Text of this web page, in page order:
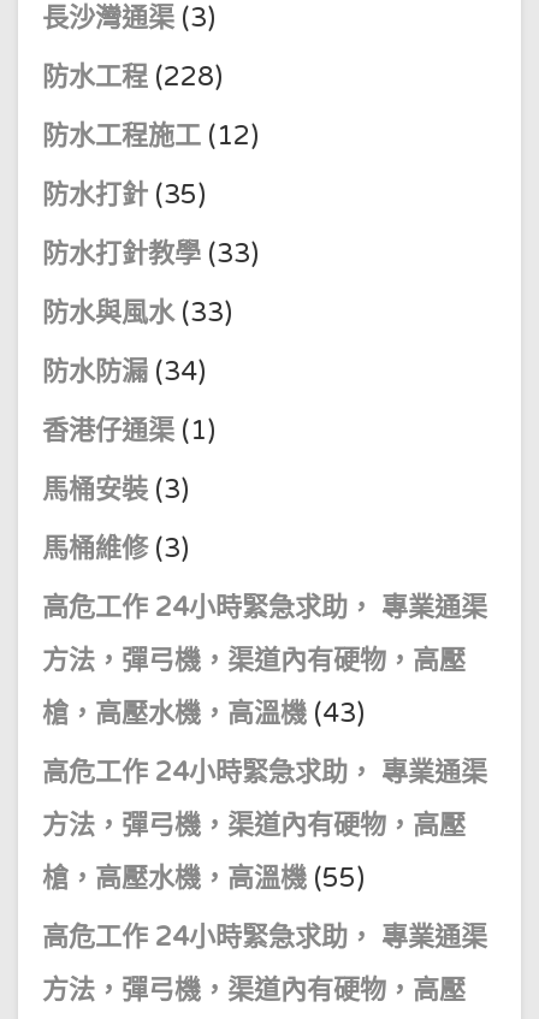
長沙灣通渠 (3)
防水工程 (228)
防水工程施工 (12)
防水打針 (35)
防水打針教學 (33)
防水與風水(33)
防水防漏 (34)
香港仔通渠 (1)
馬桶安裝 (3)
馬桶維修(3)
高危工作 24小時緊急求助， 專業通渠
方法，彈弓機，渠道內有硬物，高壓
槍，高壓水機，高溫機 (43)
高危工作 24小時緊急求助， 專業通渠
方法，彈弓機，渠道內有硬物，高壓
槍，高壓水機，高溫機 (55)
高危工作 24小時緊急求助， 專業通渠
方法，彈弓機，渠道內有硬物，高壓